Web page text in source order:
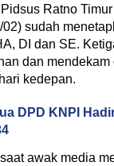
Ratno
sudah
DI dan SE.
dan
kedepan.
DPD KNPI
awak media